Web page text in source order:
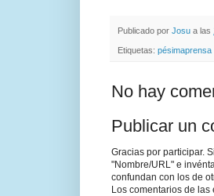
Publicado por Josu a las
Etiquetas: pésimaprensa
No hay
Publicar un
Gracias por participar.
"Nombre/URL" e
confundan con los de
Los comentarios de las